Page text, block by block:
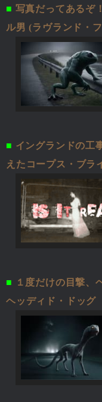
■ 写真だってあるぞ
ル男 (ラヴランド・
■ イングランドの工
えたコープス・ブラ
■
１度だけの目撃、
ヘッディド・ドッグ